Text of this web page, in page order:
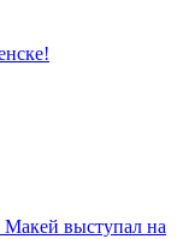
выступал на